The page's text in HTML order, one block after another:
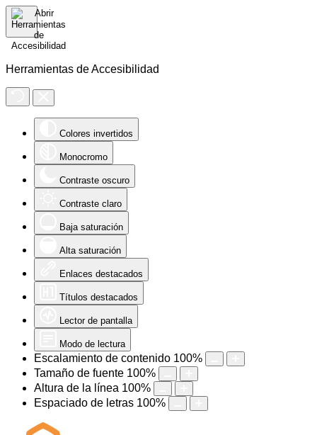
Herramientas de Accesibilidad
Colores invertidos
Monocromo
Contraste oscuro
Contraste claro
Baja saturación
Alta saturación
Enlaces destacados
Títulos destacados
Lector de pantalla
Modo de lectura
Escalamiento de contenido 100%
Tamaño de fuente 100%
Altura de la línea 100%
Espaciado de letras 100%